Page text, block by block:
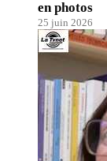
en photos
25 juin 2026